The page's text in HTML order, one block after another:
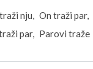
nju On traži par
par Parovi traže